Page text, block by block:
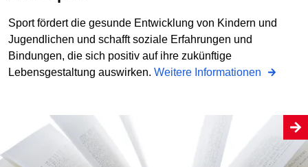
Sport fördert die gesunde Entwicklung von Kindern und
Jugendlichen und schafft soziale Erfahrungen und
Bindungen, die sich positiv auf ihre zukünftige
Lebensgestaltung auswirken. Weitere Informationen